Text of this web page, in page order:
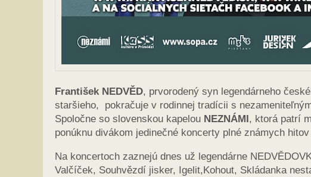
František NEDVĚD, prvorodený syn legendárneho
staršieho, pokračuje v rodinnej tradícii s
Spoločne so slovenskou kapelou NEZNÁMI, ktorá patrí
ponúknu divákom jedinečné koncerty plné známych
Na koncertoch zaznejú dnes už legendárne
Valčíček, Souhvězdí jisker, Igelit,Kohout, Skládanka